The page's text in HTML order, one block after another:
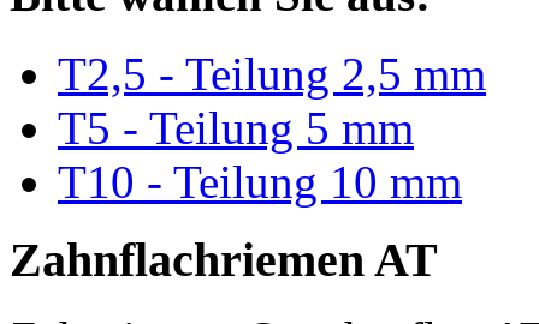
T2,5 - Teilung 2,5 mm
T5 - Teilung 5 mm
T10 - Teilung 10 mm
Zahnflachriemen AT